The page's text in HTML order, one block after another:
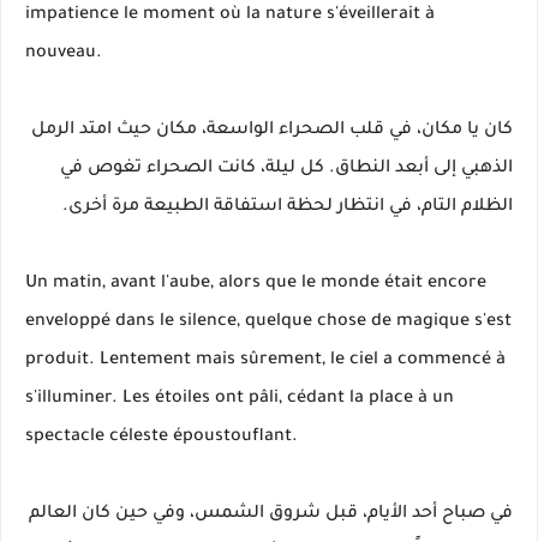
impatience le moment où la nature s'éveillerait à
nouveau.
كان يا مكان، في قلب الصحراء الواسعة، مكان حيث امتد الرمل
الذهبي إلى أبعد النطاق. كل ليلة، كانت الصحراء تغوص في
الظلام التام، في انتظار لحظة استفاقة الطبيعة مرة أخرى.
Un matin, avant l'aube, alors que le monde était encore
enveloppé dans le silence, quelque chose de magique s'est
produit. Lentement mais sûrement, le ciel a commencé à
s'illuminer. Les étoiles ont pâli, cédant la place à un
spectacle céleste époustouflant.
في صباح أحد الأيام، قبل شروق الشمس، وفي حين كان العالم